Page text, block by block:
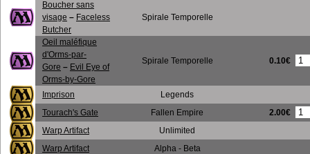
Boucher sans
visage – Faceless
Butcher
Spirale Temporelle
Oeil maléfique
d'Orms-par-
Gore – Evil Eye of
Orms-by-Gore
Spirale Temporelle 0.10€
Imprison Legends
Tourach's Gate Fallen Empire 2.00€
Warp Artifact Unlimited
Warp Artifact
Alpha - Beta